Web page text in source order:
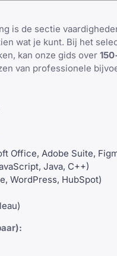
is de sectie
wat je kunt. Bij het
kan onze gids over
van professionele
Office, Adobe Suite,
Java, C++)
WordPress, HubSpot)